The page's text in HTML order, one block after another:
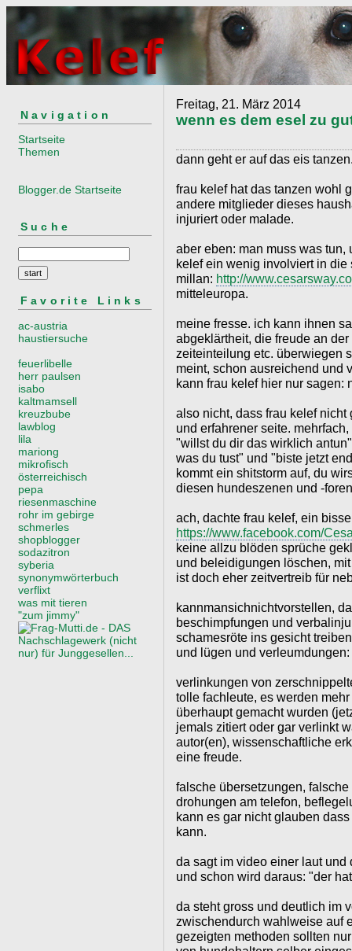
Navigation
Startseite
Themen
Blogger.de Startseite
Suche
Favorite Links
ac-austria
haustiersuche
feuerlibelle
herr paulsen
isabo
kaltmamsell
kreuzbube
lawblog
lila
mariong
mikrofisch
österreichisch
pepa
riesenmaschine
rohr im gebirge
schmerles
shopblogger
sodazitron
syberia
synonymwörterbuch
verflixt
was mit tieren
"zum jimmy"
Freitag, 21. März 2014
wenn es dem esel zu
dann geht er auf das eis
frau kelef hat das tanzen wohl
andere mitglieder dieses
injuriert oder malade.
aber eben: man muss was
kelef ein wenig involviert in die
millan: http://
mitteleuropa.
meine fresse. ich kann ihnen
abgeklärtheit, die freude an
zeiteinteilung etc. überwiegen
meint, schon ausreichend und
kann frau kelef hier nur sagen:
also nicht, dass frau kelef
und erfahrener seite.
"willst du dir das wirklich
was du tust" und "biste jetzt
kommt ein shitstorm auf, du
diesen hundeszenen und -
ach, dachte frau kelef, ein
https://www.facebook.com/
keine allzu blöden sprüche
und beleidigungen löschen,
ist doch eher zeitvertreib für
kannmansichnichtvorstellen,
beschimpfungen und
schamesröte ins gesicht
und lügen und
verlinkungen von
tolle fachleute, es werden
überhaupt gemacht wurden
jemals zitiert oder gar verlinkt
autor(en), wissenschaftliche
eine freude.
falsche übersetzungen,
drohungen am telefon,
kann es gar nicht glauben
kann.
da sagt im video einer laut
und schon wird daraus: "der
da steht gross und deutlich im
zwischendurch wahlweise auf
gezeigten methoden sollten